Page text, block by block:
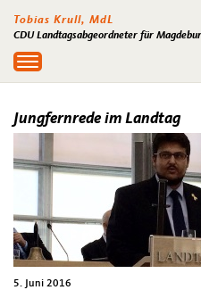
Tobias Krull, MdL
CDU Landtagsabgeordneter für
Toggle
navigation
Jungfernrede im Landtag
5. Juni 2016